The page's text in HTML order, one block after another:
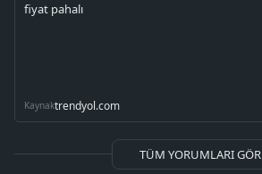
fiyat pahalı
Kaynaktrendyol.com
TÜM YORUMLARI GÖR